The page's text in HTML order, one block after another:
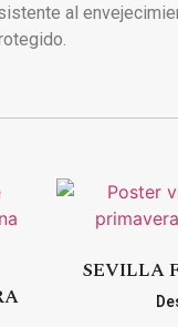
al
SEVILLA